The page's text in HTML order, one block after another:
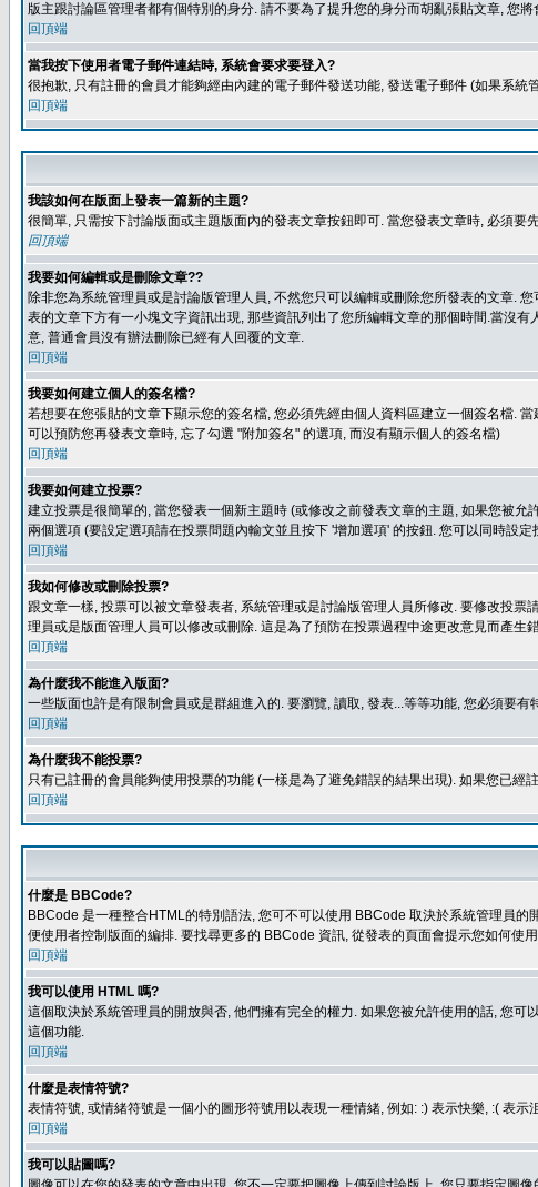
版主跟討論區管理者都有個特別的身分. 請不要為了提升您的身分而胡亂張貼文章, 您
回頂端
當我按下使用者電子郵件連結時, 系統會要求要登入?
很抱歉, 只有註冊的會員才能夠經由內建的電子郵件發送功能, 發送電子郵件 (如果系
回頂端
我該如何在版面上發表一篇新的主題?
很簡單, 只需按下討論版面或主題版面內的發表文章按鈕即可. 當您發表文章時, 必須
回頂端
我要如何編輯或是刪除文章??
除非您為系統管理員或是討論版管理人員, 不然您只可以編輯或刪除您所發表的文章.
表的文章下方有一小塊文字資訊出現, 那些資訊列出了您所編輯文章的那個時間.當沒
意, 普通會員沒有辦法刪除已經有人回覆的文章.
回頂端
我要如何建立個人的簽名檔?
若想要在您張貼的文章下顯示您的簽名檔, 您必須先經由個人資料區建立一個簽名檔.
可以預防您再發表文章時, 忘了勾選 "附加簽名" 的選項, 而沒有顯示個人的簽名檔)
回頂端
我要如何建立投票?
建立投票是很簡單的, 當您發表一個新主題時 (或修改之前發表文章的主題, 如果您被
兩個選項 (要設定選項請在投票問題內輸文並且按下 '增加選項' 的按鈕. 您可以同時設
回頂端
我如何修改或刪除投票?
跟文章一樣, 投票可以被文章發表者, 系統管理或是討論版管理人員所修改. 要修改投
理員或是版面管理人員可以修改或刪除. 這是為了預防在投票過程中途更改意見而產生
回頂端
為什麼我不能進入版面?
一些版面也許是有限制會員或是群組進入的. 要瀏覽, 讀取, 發表...等等功能, 您必須要
回頂端
為什麼我不能投票?
只有已註冊的會員能夠使用投票的功能 (一樣是為了避免錯誤的結果出現). 如果您已經
回頂端
什麼是 BBCode?
BBCode 是一種整合HTML的特別語法, 您可不可以使用 BBCode 取決於系統管理員
便使用者控制版面的編排. 要找尋更多的 BBCode 資訊, 從發表的頁面會提示您如何使
回頂端
我可以使用 HTML 嗎?
這個取決於系統管理員的開放與否, 他們擁有完全的權力. 如果您被允許使用的話, 您可
這個功能.
回頂端
什麼是表情符號?
表情符號, 或情緒符號是一個小的圖形符號用以表現一種情緒, 例如: :) 表示快樂, :( 表
回頂端
我可以貼圖嗎?